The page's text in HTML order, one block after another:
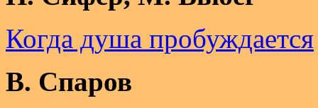
Когда душа пробуждается
В. Спаров